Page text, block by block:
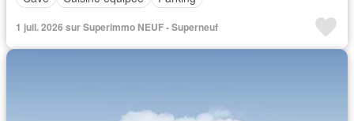
1 juil. 2026 sur Superimmo NEUF - Superneuf